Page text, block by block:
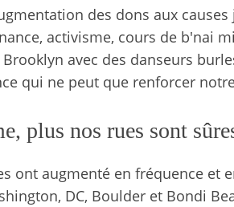
des dons aux
activisme, cours de b'nai
avec des danseurs
qui ne peut que renforcer
plus nos rues sont
ont augmenté en fréquence et
DC, Boulder et Bondi